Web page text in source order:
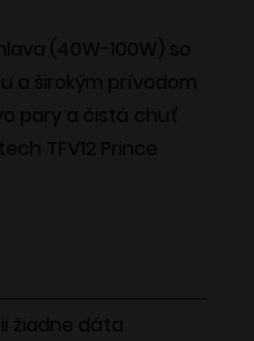
(40W-100W) so
a širokým prívodom
pary a čistá chuť
TFV12 Prince
žiadne dáta